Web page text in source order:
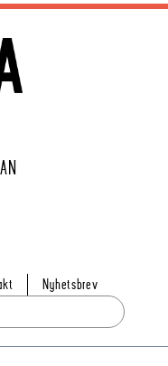
Nyhetsbrev